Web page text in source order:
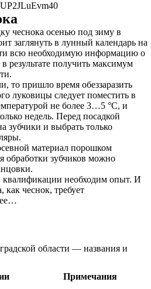
чеснока осенью под зиму в
заглянуть в лунный календарь на
всю необходимую информацию о
результате получить максимум
то пришло время обеззаразить
луковицы следует поместить в
не более 3…5 °С, и
недель. Перед посадкой
зубчики и выбрать только
материал порошком
обработки зубчиков можно
необходим опыт. И
как чеснок, требует
области — названия и
Примечания